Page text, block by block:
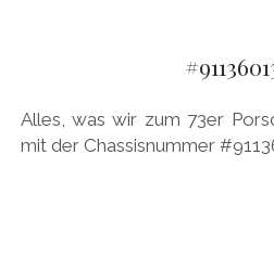
Alles, was wir zum 73er
mit der Chassisnummer